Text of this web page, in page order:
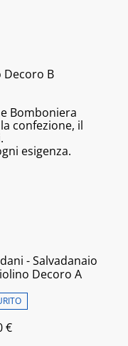
Decoro B
Bomboniera
confezione, il
esigenza.
- Salvadanaio
Decoro A
€